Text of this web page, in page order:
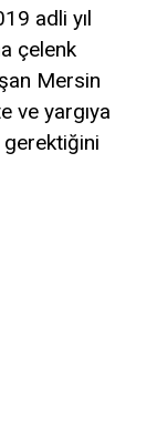
adli yıl
çelenk
Mersin
ve yargıya